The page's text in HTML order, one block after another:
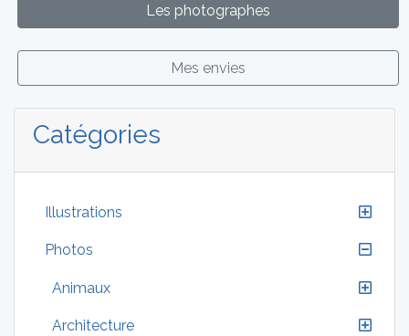
Les photographes
Mes envies
Catégories
Illustrations
Photos
Animaux
Architecture